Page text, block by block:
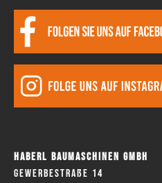
Haberl Baumaschinen GmbH
Gewerbestraße 14